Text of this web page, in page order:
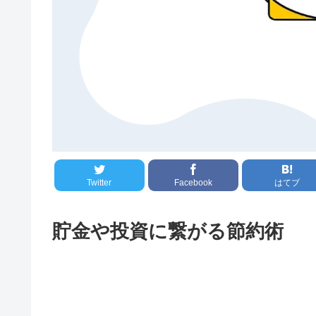
Twitter Facebook はてブ
貯金や投資に繋がる節約術